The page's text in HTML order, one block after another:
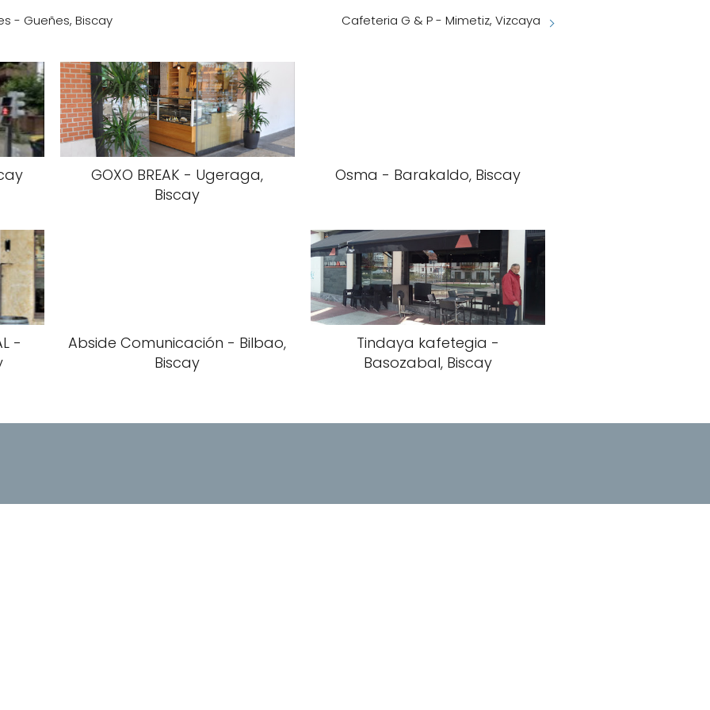
- Gueñes, Biscay Cafeteria G & P - Mimetiz, Vizcaya
GOXO BREAK - Ugeraga,
Biscay
Osma - Barakaldo, Biscay
-
Abside Comunicación - Bilbao,
Biscay
Tindaya kafetegia -
Basozabal, Biscay